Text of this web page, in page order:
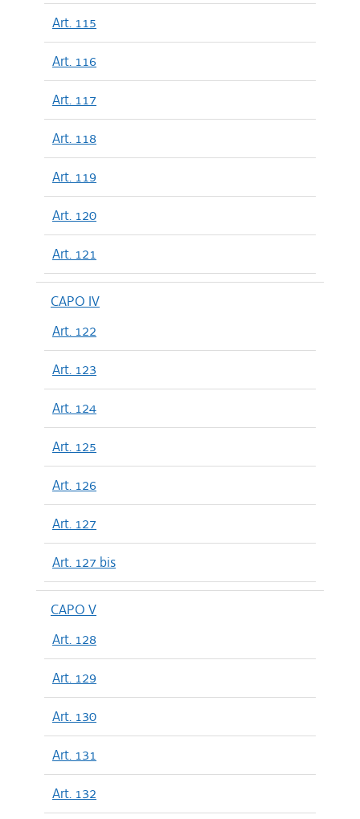
Art. 115
Art. 116
Art. 117
Art. 118
Art. 119
Art. 120
Art. 121
CAPO IV
Art. 122
Art. 123
Art. 124
Art. 125
Art. 126
Art. 127
Art. 127 bis
CAPO V
Art. 128
Art. 129
Art. 130
Art. 131
Art. 132